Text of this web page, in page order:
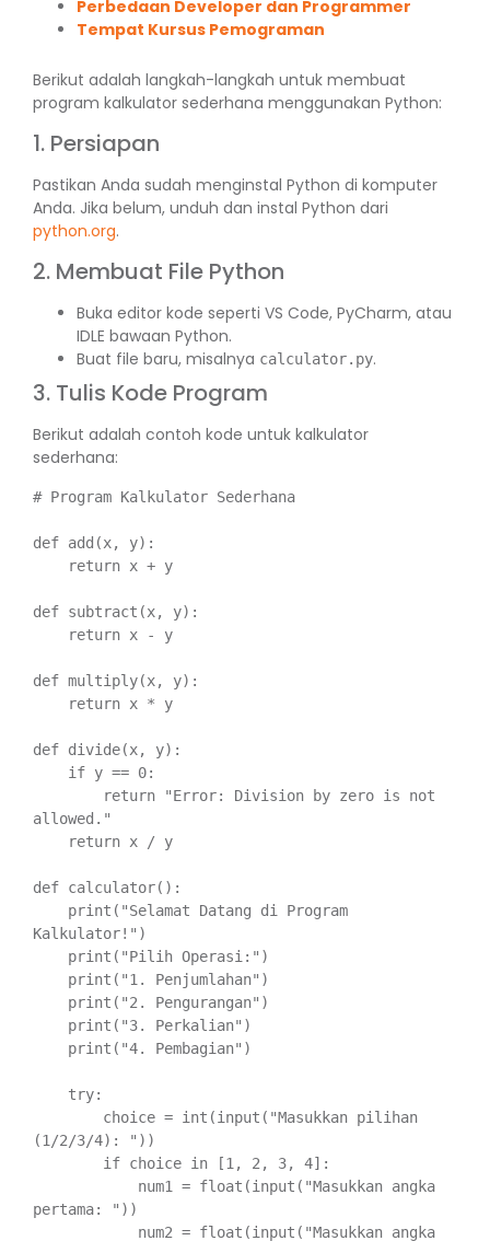
Perbedaan Developer dan Programmer
Tempat Kursus Pemograman
Berikut adalah langkah-langkah untuk membuat
program kalkulator sederhana menggunakan Python:
1. Persiapan
Pastikan Anda sudah menginstal Python di komputer
Anda. Jika belum, unduh dan instal Python dari
python.org.
2. Membuat File Python
Buka editor kode seperti VS Code, PyCharm, atau
IDLE bawaan Python.
Buat file baru, misalnya calculator.py.
3. Tulis Kode Program
Berikut adalah contoh kode untuk kalkulator
sederhana:
# Program Kalkulator Sederhana
def add(x, y):
def subtract(x, y):
def multiply(x, y):
def divide(x, y):
allowed."
def calculator():
Kalkulator!")
(1/2/3/4): "))
pertama: "))